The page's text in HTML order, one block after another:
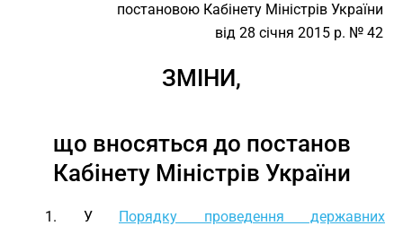
постановою Кабінету Міністрів України
від 28 січня 2015 р. № 42
ЗМІНИ,
що вносяться до постанов
Кабінету Міністрів України
1. У Порядку проведення державних